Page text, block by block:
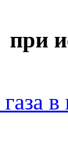
при
в